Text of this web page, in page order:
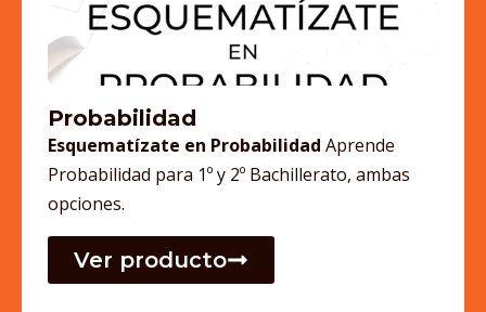
Probabilidad
Esquematízate en Probabilidad Aprende
Probabilidad para 1º y 2º Bachillerato, ambas
opciones.
Ver producto